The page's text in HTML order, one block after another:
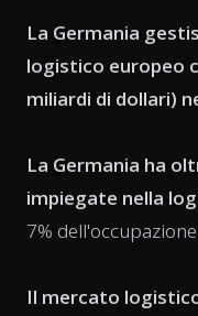
La Germania
logistico europeo
miliardi di dollari)
La Germania ha
impiegate nella
7%
Il mercato